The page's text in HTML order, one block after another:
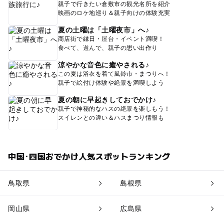
親子で行きたい倉敷市の観光名所を紹介
映画のロケ地巡り＆親子向けの体験充実
夏の土曜は「土曜夜市」へ♪
商店街で縁日・屋台・イベント満喫！
食べて、遊んで、親子の思い出作り
涼やかな音色に癒やされる♪
この夏は浴衣を着て風鈴市・まつりへ！
親子で絵付け体験や絶景を満喫しよう
夏の朝に早起きしておでかけ♪
親子で神秘的なハスの絶景を楽しもう！
スイレンとの違い＆ハスまつり情報も
中国･四国おでかけ人気スポットランキング
鳥取県 島根県
岡山県 広島県